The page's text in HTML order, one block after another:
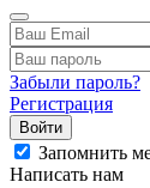
Забыли пароль?
Регистрация
Войти
Запомнить
Написать нам